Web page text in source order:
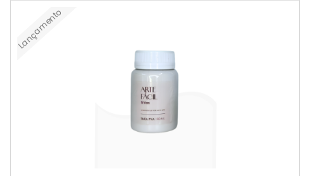
Lançamento